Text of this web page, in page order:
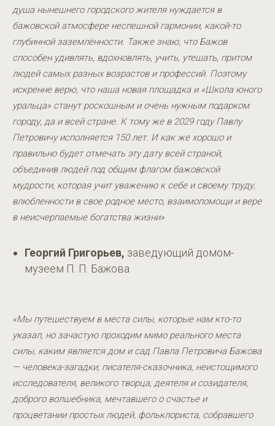
душа нынешнего городского жителя нуждается в
бажовской атмосфере неспешной гармонии, какой-то
глубинной заземлённости. Также знаю, что Бажов
способен удивлять, вдохновлять, учить, утешать, притом
людей самых разных возрастов и профессий. Поэтому
искренне верю, что наша новая площадка и «Школа юного
уральца» станут роскошным и очень нужным подарком
городу, да и всей стране. К тому же в 2029 году Павлу
Петровичу исполняется 150 лет. И как же хорошо и
правильно будет отмечать эту дату всей страной,
объединив людей под общим флагом бажовской
мудрости, которая учит уважению к себе и своему труду,
влюбленности в свое родное место, взаимопомощи и вере
в неисчерпаемые богатства жизни»
Георгий Григорьев, заведующий домом-
музеем П. П. Бажова
«Мы путешествуем в места силы, которые нам кто-то
указал, но зачастую проходим мимо реального места
силы, каким является дом и сад Павла Петровича Бажова
— человека-загадки, писателя-сказочника, неистощимого
исследователя, великого творца, деятеля и созидателя,
доброго волшебника, мечтавшего о счастье и
процветании простых людей, фольклориста, собравшего